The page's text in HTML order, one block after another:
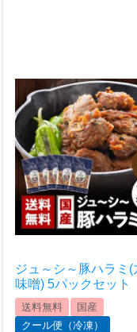
ジュ～シ～豚ハラミ(
味噌) 5パックセット
送料無料
国産
クール便（冷凍）